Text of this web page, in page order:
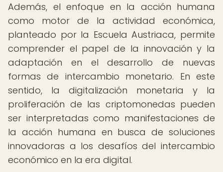
Además, el enfoque en la acción humana
como motor de la actividad económica,
planteado por la Escuela Austriaca, permite
comprender el papel de la innovación y la
adaptación en el desarrollo de nuevas
formas de intercambio monetario. En este
sentido, la digitalización monetaria y la
proliferación de las criptomonedas pueden
ser interpretadas como manifestaciones de
la acción humana en busca de soluciones
innovadoras a los desafíos del intercambio
económico en la era digital.